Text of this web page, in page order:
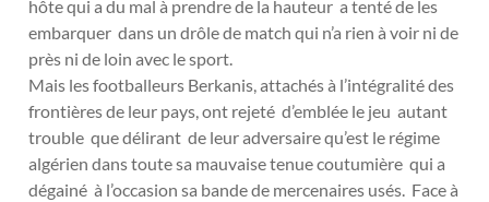
hôte qui a du mal à prendre de la hauteur a tenté de les
embarquer dans un drôle de match qui n’a rien à voir ni de
près ni de loin avec le sport.
Mais les footballeurs Berkanis, attachés à l’intégralité des
frontières de leur pays, ont rejeté d’emblée le jeu autant
trouble que délirant de leur adversaire qu’est le régime
algérien dans toute sa mauvaise tenue coutumière qui a
dégainé à l’occasion sa bande de mercenaires usés. Face à